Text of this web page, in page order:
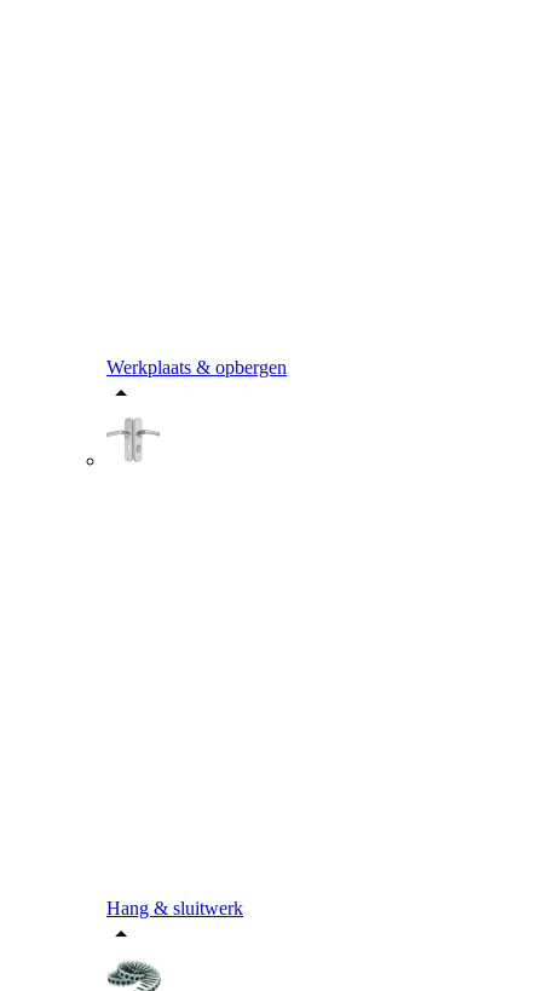
Werkplaats & opbergen
Hang & sluitwerk